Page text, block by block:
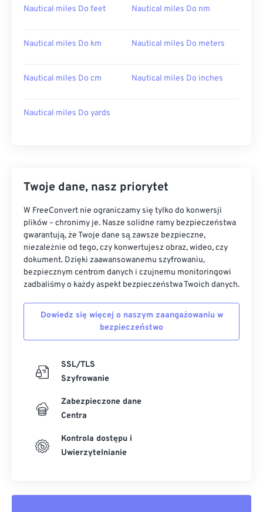
Nautical miles Do feet Nautical miles Do nm
Nautical miles Do km Nautical miles Do meters
Nautical miles Do cm Nautical miles Do inches
Nautical miles Do yards
Twoje dane, nasz priorytet
W FreeConvert nie ograniczamy się tylko do konwersji
plików – chronimy je. Nasze solidne ramy bezpieczeństwa
gwarantują, że Twoje dane są zawsze bezpieczne,
niezależnie od tego, czy konwertujesz obraz, wideo, czy
dokument. Dzięki zaawansowanemu szyfrowaniu,
bezpiecznym centrom danych i czujnemu monitoringowi
zadbaliśmy o każdy aspekt bezpieczeństwa Twoich danych.
Dowiedz się więcej o naszym zaangażowaniu w
bezpieczeństwo
SSL/TLS
Szyfrowanie
Zabezpieczone dane
Centra
Kontrola dostępu i
Uwierzytelnianie